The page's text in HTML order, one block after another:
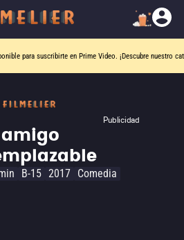
para suscribirte en Prime Video. ¡Descubre nuestro
Publicidad
B-15 2017 Comedia